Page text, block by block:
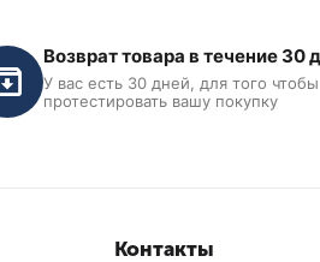
Возврат товара в течение 30
У вас есть 30 дней, для того чтобы
протестировать вашу покупку
Контакты